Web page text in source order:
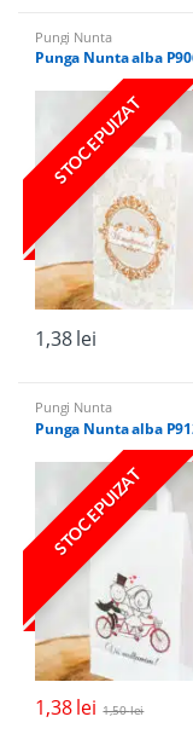
Pungi Nunta
Punga Nunta alba
STOC EPUIZAT
1,38lei
Pungi Nunta
Punga Nunta alba
STOC EPUIZAT
1,38lei 1,50lei